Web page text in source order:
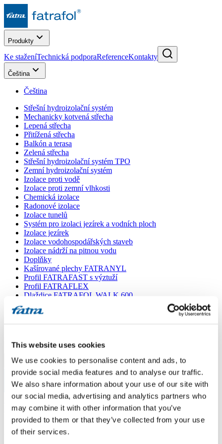
This website uses cookies
We use cookies to personalise content and ads, to
provide social media features and to analyse our traffic.
We also share information about your use of our site with
our social media, advertising and analytics partners who
may combine it with other information that you’ve
provided to them or that they’ve collected from your use
of their services.
Produkty
Ke staženíTechnická podporaReferenceKontakty
Čeština
Čeština
Střešní hydroizolační systém
Mechanicky kotvená střecha
Lepená střecha
Přitížená střecha
Balkón a terasa
Zelená střecha
Střešní hydroizolační systém TPO
Zemní hydroizolační systém
Izolace proti vodě
Izolace proti zemní vlhkosti
Chemická izolace
Radonové izolace
Izolace tunelů
Systém pro izolaci jezírek a vodních ploch
Izolace jezírek
Izolace vodohospodářských staveb
Izolace nádrží na pitnou vodu
Doplňky
Kašírované plechy FATRANYL
Profil FATRAFAST s výztuží
Profil FATRAFLEX
Dlaždice FATRAFOL WALK 600
Ochranná geotextilie
Menu
Domů /
Poradna/
Fatrafol - životnost
Fatrafol - životnost